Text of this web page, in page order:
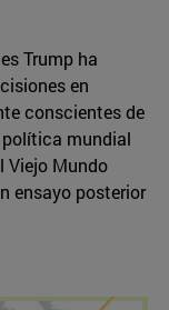
Trump ha
en
conscientes de
política mundial
Viejo Mundo
ensayo posterior